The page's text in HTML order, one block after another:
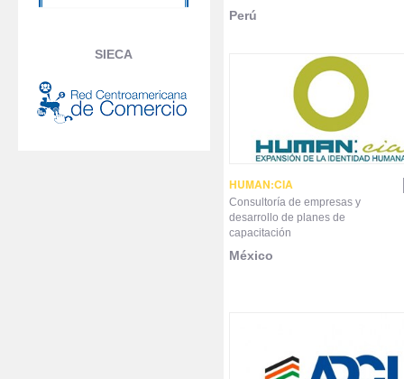
SIECA
Perú
HUMAN:CIA
Consultoría de empresas y
desarrollo de planes de
capacitación
México